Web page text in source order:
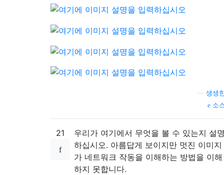
생생
소
21
우리가 여기에서 무엇을 볼 수 있는지 설
하십시오. 아름답게 보이지만 멋진 이미지
가 네트워크 작동을 이해하는 방법을 이해
하지 못합니다.